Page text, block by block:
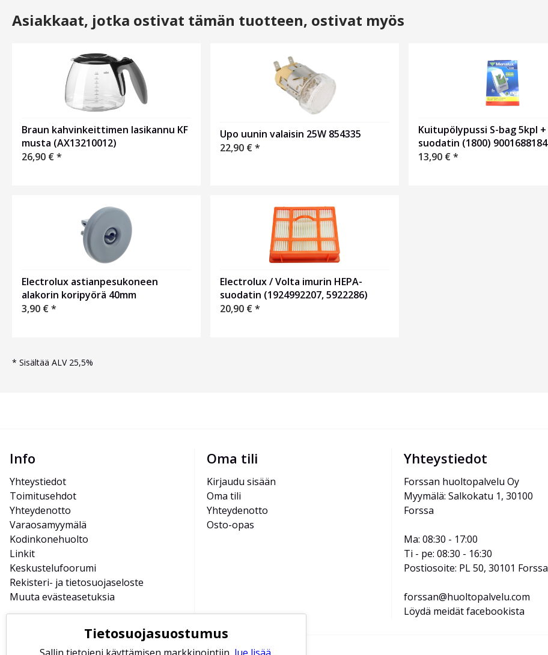
Asiakkaat, jotka ostivat tämän tuotteen, ostivat myös
Braun kahvinkeittimen lasikannu KF
musta (AX13210012)
26,90 €*
Upo uunin valaisin 25W 854335
22,90 €*
Kuitupölypussi S-bag 5kpl +
suodatin (1800) 9001688184
13,90 €*
Electrolux astianpesukoneen
alakorin koripyörä 40mm
3,90 €*
Electrolux / Volta imurin HEPA-
suodatin (1924992207, 5922286)
20,90 €*
* Sisältää ALV 25,5%
Info
Yhteystiedot
Toimitusehdot
Yhteydenotto
Varaosamyymälä
Kodinkonehuolto
Linkit
Keskustelufoorumi
Rekisteri- ja tietosuojaseloste
Muuta evästeasetuksia
Oma tili
Kirjaudu sisään
Oma tili
Yhteydenotto
Osto-opas
Yhteystiedot
Forssan huoltopalvelu Oy
Myymälä: Salkokatu 1, 30100
Forssa
Ma: 08:30 - 17:00
Ti - pe: 08:30 - 16:30
Postiosoite: PL 50, 30101 Forssa
forssan@huoltopalvelu.com
Löydä meidät facebookista
Tietosuojasuostumus